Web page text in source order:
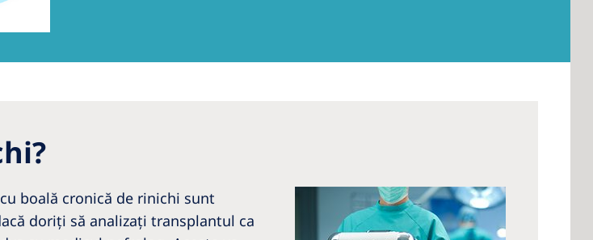
boală cronică de rinichi sunt
doriţi să analizaţi transplantul ca